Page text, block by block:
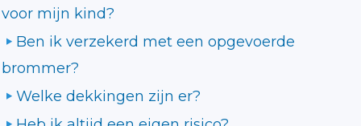
voor mijn kind?
Ben ik verzekerd met een opgevoerde
brommer?
Welke dekkingen zijn er?